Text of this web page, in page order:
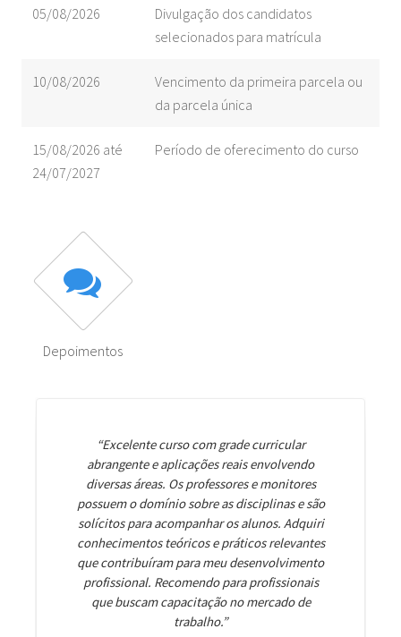
05/08/2026
Divulgação dos candidatos
selecionados para matrícula
10/08/2026
Vencimento da primeira parcela ou
da parcela única
15/08/2026 até
24/07/2027
Período de oferecimento do curso
Depoimentos